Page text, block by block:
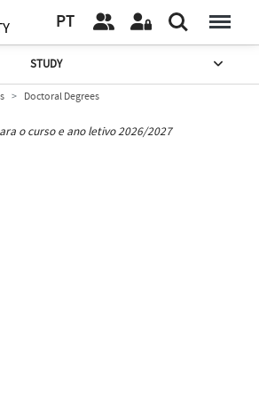
PT
STUDY
Doctoral Degrees
o curso e ano letivo 2026/2027